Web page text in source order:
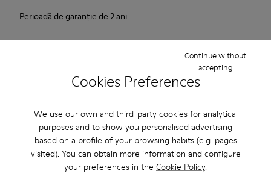
Cookies Preferences
We use our own and third-party cookies for analytical
purposes and to show you personalised advertising
based on a profile of your browsing habits (e.g. pages
visited). You can obtain more information and configure
your preferences in the Cookie Policy.
Continue without
accepting
Perioadă de garanție de 2 ani.
Vânzări: Obține încă 10% reducere
Chiar așa. Ca membru al comunității noastre, te vei bucura de
beneficii exclusive precum reduceri, acces timpuriu, invitații la
evenimente și multe, multe altele.